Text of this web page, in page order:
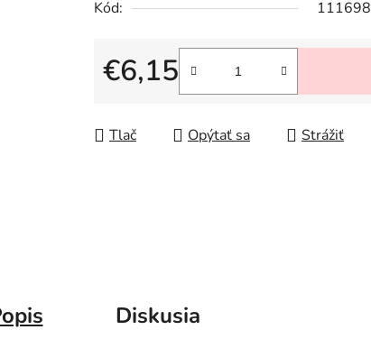
Kód:
111698
€6,15
Jednotková cena:
Tlač Opýtať sa Strážiť
Diskusia